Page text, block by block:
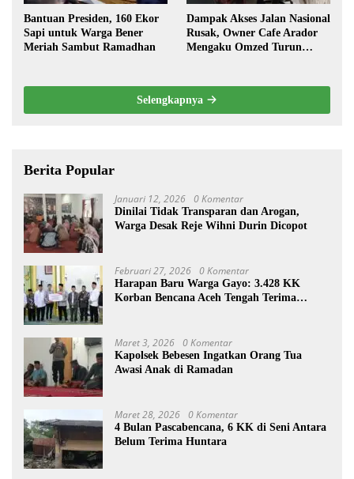
Bantuan Presiden, 160 Ekor
Sapi untuk Warga Bener
Meriah Sambut Ramadhan
Dampak Akses Jalan Nasional
Rusak, Owner Cafe Arador
Mengaku Omzed Turun
Selengkapnya
Berita Popular
Januari 12, 2026 0 Komentar
Dinilai Tidak Transparan dan Arogan,
Warga Desak Reje Wihni Durin Dicopot
Februari 27, 2026 0 Komentar
Harapan Baru Warga Gayo: 3.428 KK
Korban Bencana Aceh Tengah Terima
Maret 3, 2026 0 Komentar
Kapolsek Bebesen Ingatkan Orang Tua
Awasi Anak di Ramadan
Maret 28, 2026 0 Komentar
4 Bulan Pascabencana, 6 KK di Seni Antara
Belum Terima Huntara